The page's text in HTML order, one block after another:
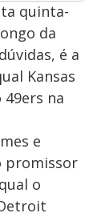
quinta-
da
é a
Kansas
na
e
promissor
o